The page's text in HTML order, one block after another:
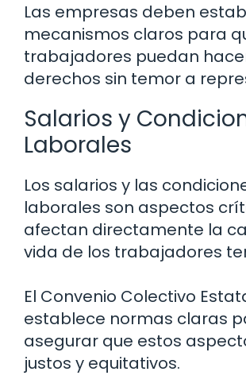
Las empresas deben
mecanismos claros para
trabajadores puedan
derechos sin temor a
Salarios y
Laborales
Los salarios y las
laborales son aspectos
afectan directamente la
vida de los trabajadores
El Convenio Colectivo
establece normas claras
asegurar que estos
justos y equitativos.